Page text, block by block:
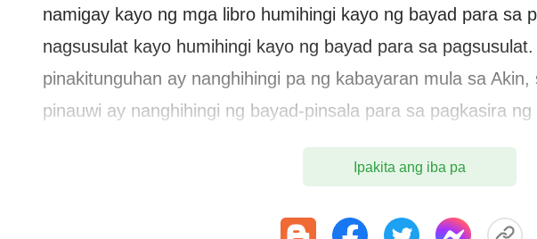
namigay kayo ng mga libro humihingi kayo ng bayad para sa
nagsusulat kayo humihingi kayo ng bayad para sa
pinakitunguhan ay nanghihingi pa ng kabayaran mula sa
pinauwi ay nanghihingi ng bayad-pinsala para sa pagkasira
mga hindi pa kasal ay nanghihingi ng dote, o kabayaran para
yaong mga nagsikatay ng manok ay nanghihingi ng bayad
Ipakita ang iba pa